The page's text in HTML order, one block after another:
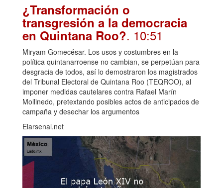
¿Transformación o
transgresión a la democracia
en Quintana Roo?. 10:51
Miryam Gomecésar. Los usos y costumbres en la
política quintanarroense no cambian, se perpetúan para
desgracia de todos, así lo demostraron los magistrados
del Tribunal Electoral de Quintana Roo (TEQROO), al
imponer medidas cautelares contra Rafael Marín
Mollinedo, pretextando posibles actos de anticipados de
campaña y desechar los argumentos
Elarsenal.net